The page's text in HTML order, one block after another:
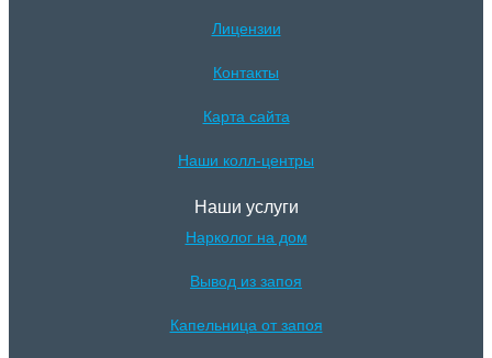
Лицензии
Контакты
Карта сайта
Наши колл-центры
Наши услуги
Нарколог на дом
Вывод из запоя
Капельница от запоя